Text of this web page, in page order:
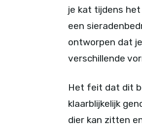
je kat tijdens
een
ontworpen dat
verschillende
Het feit dat dit
klaarblijkelijk
dier kan zitten